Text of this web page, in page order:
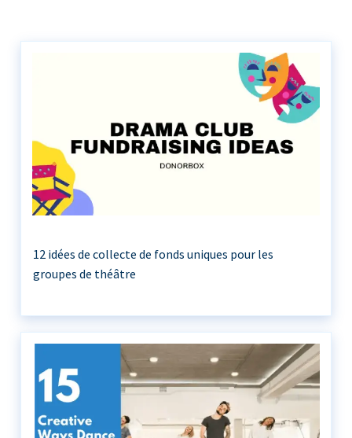
12 idées de collecte de fonds uniques pour les
groupes de théâtre